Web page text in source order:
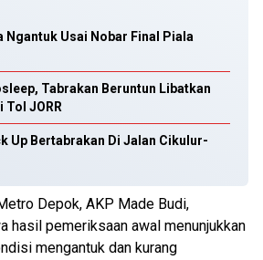
Ngantuk Usai Nobar Final Piala
Tabrakan Beruntun Libatkan
Tol JORR
Up Bertabrakan Di Jalan Cikulur-
Depok, AKP Made Budi,
hasil pemeriksaan awal menunjukkan
mengantuk dan kurang